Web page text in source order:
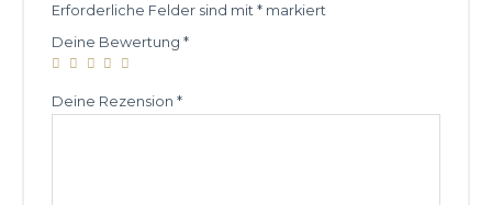
Erforderliche Felder sind mit* markiert
Deine Bewertung*
Deine Rezension*